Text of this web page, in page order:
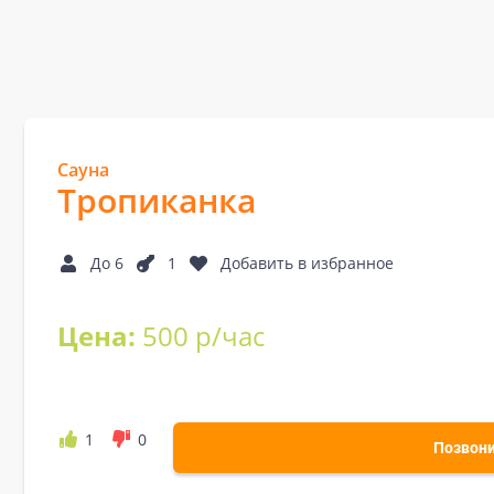
Сауна
Тропиканка
До 6 1 Добавить в избранное
Цена: 500 р/час
1 0